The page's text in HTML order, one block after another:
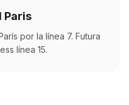
Paris
por la línea 7. Futura
línea 15.